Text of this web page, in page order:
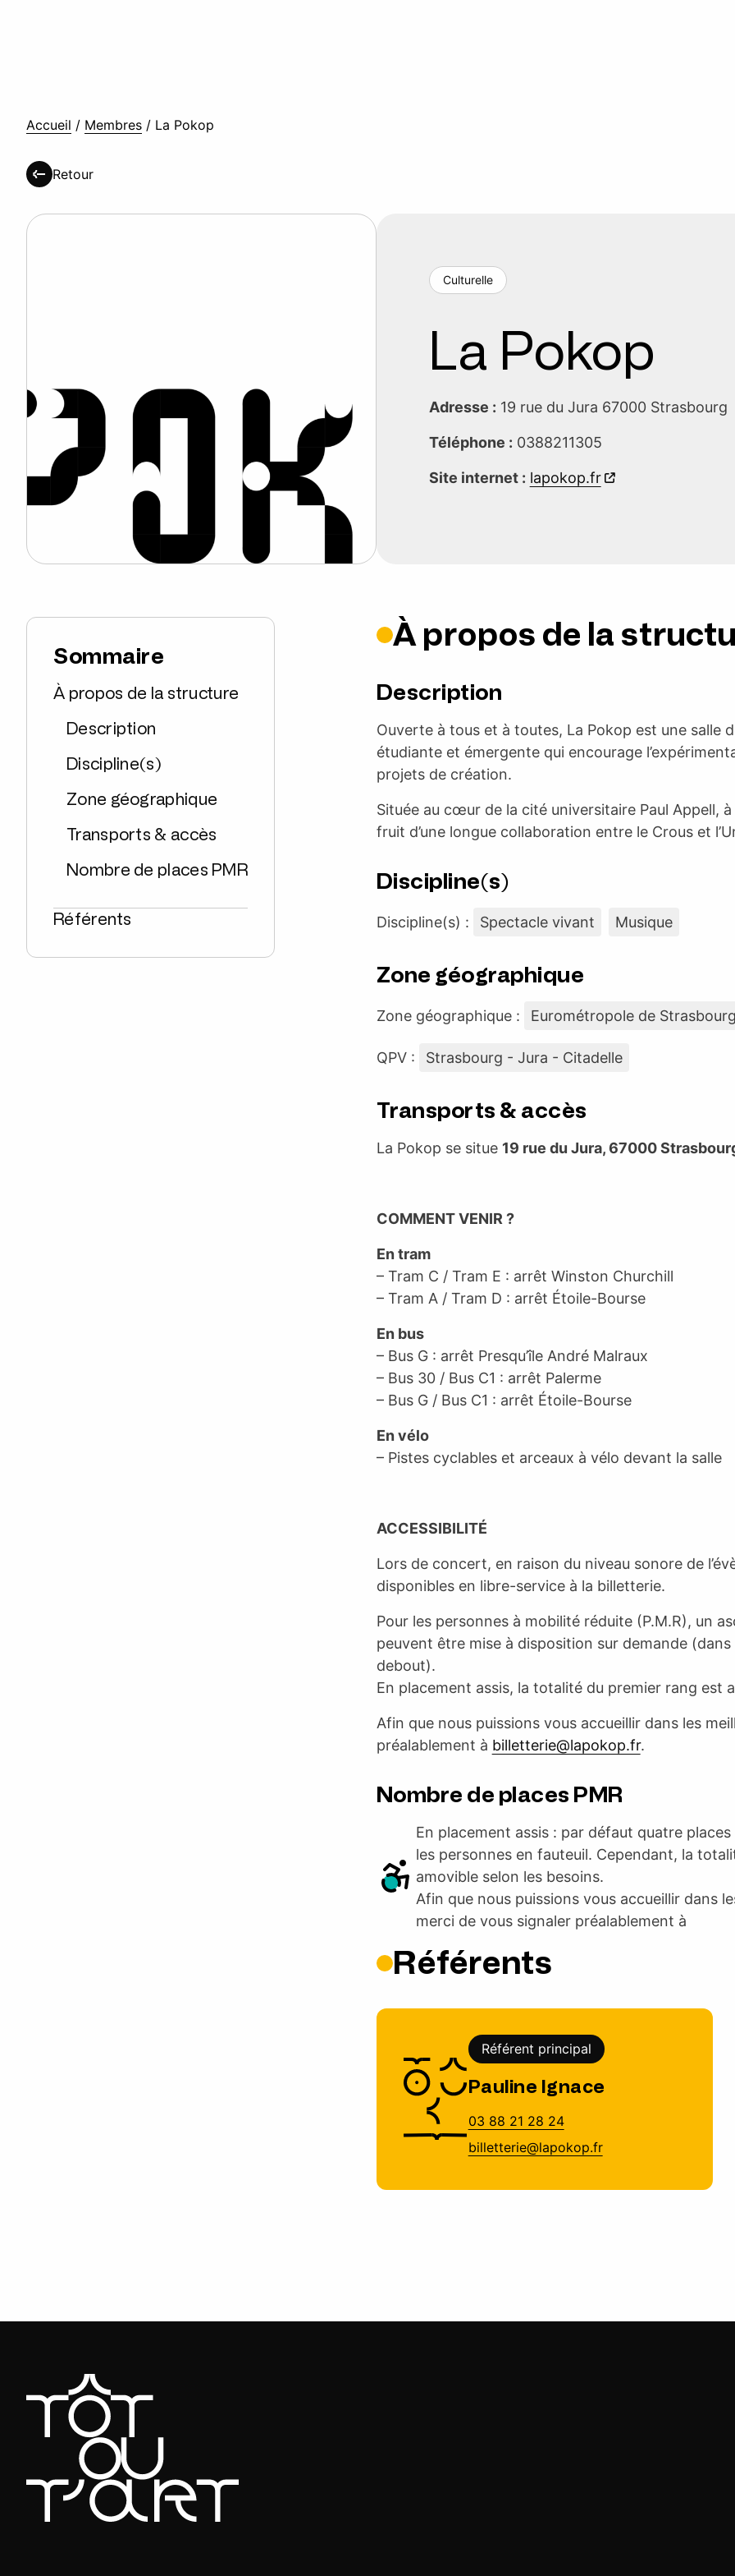
Accueil / Membres / La Pokop
Retour
Culturelle
La Pokop
Adresse : 19 rue du Jura 67000 Strasbourg
Téléphone : 0388211305
Site internet : lapokop.fr
Sommaire
À propos de la structure
Description
Discipline(s)
Zone géographique
Transports & accès
Nombre de places PMR
Référents
À propos de la
Description
Ouverte à tous et à toutes, La Pokop est une salle
étudiante et émergente qui encourage
projets de création.
Située au cœur de la cité universitaire Paul Appell,
fruit d’une longue collaboration entre le Crous et
Discipline(s)
Discipline(s) : Spectacle vivant Musique
Zone géographique
Zone géographique : Eurométropole de
QPV : Strasbourg - Jura - Citadelle
Transports & accès
La Pokop se situe 19 rue du Jura, 67000
COMMENT VENIR ?
En tram
– Tram C / Tram E : arrêt Winston Churchill
– Tram A / Tram D : arrêt Étoile-Bourse
En bus
– Bus G : arrêt Presqu’île André Malraux
– Bus 30 / Bus C1 : arrêt Palerme
– Bus G / Bus C1 : arrêt Étoile-Bourse
En vélo
– Pistes cyclables et arceaux à vélo devant la salle
ACCESSIBILITÉ
Lors de concert, en raison du niveau sonore de
disponibles en libre-service à la billetterie.
Pour les personnes à mobilité réduite (P.M.R), un
peuvent être mise à disposition sur demande
debout).
En placement assis, la totalité du premier rang est
Afin que nous puissions vous accueillir dans les
préalablement à billetterie@lapokop.fr.
Nombre de places PMR
En placement assis : par défaut quatre
les personnes en fauteuil. Cependant, la
amovible selon les besoins.
Afin que nous puissions vous accueillir dans
merci de vous signaler préalablement à
Référents
Référent principal
Pauline Ignace
03 88 21 28 24
billetterie@lapokop.fr